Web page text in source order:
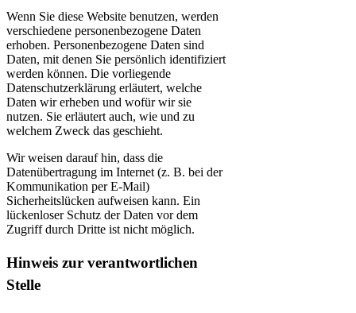
Wenn Sie diese Website benutzen, werden
verschiedene personenbezogene Daten
erhoben. Personenbezogene Daten sind
Daten, mit denen Sie persönlich identifiziert
werden können. Die vorliegende
Datenschutzerklärung erläutert, welche
Daten wir erheben und wofür wir sie
nutzen. Sie erläutert auch, wie und zu
welchem Zweck das geschieht.
Wir weisen darauf hin, dass die
Datenübertragung im Internet (z. B. bei der
Kommunikation per E-Mail)
Sicherheitslücken aufweisen kann. Ein
lückenloser Schutz der Daten vor dem
Zugriff durch Dritte ist nicht möglich.
Hinweis zur verantwortlichen
Stelle